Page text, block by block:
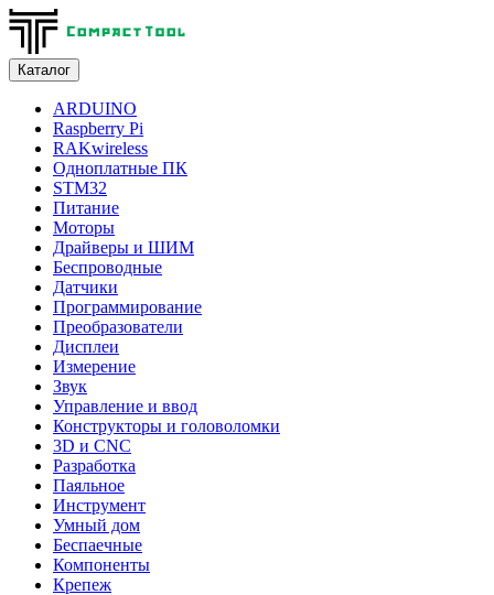
Каталог
ARDUINO
Raspberry Pi
RAKwireless
Одноплатные ПК
STM32
Питание
Моторы
Драйверы и ШИМ
Беспроводные
Датчики
Программирование
Преобразователи
Дисплеи
Измерение
Звук
Управление и ввод
Конструкторы и головоломки
3D и CNC
Разработка
Паяльное
Инструмент
Умный дом
Беспаечные
Компоненты
Крепеж